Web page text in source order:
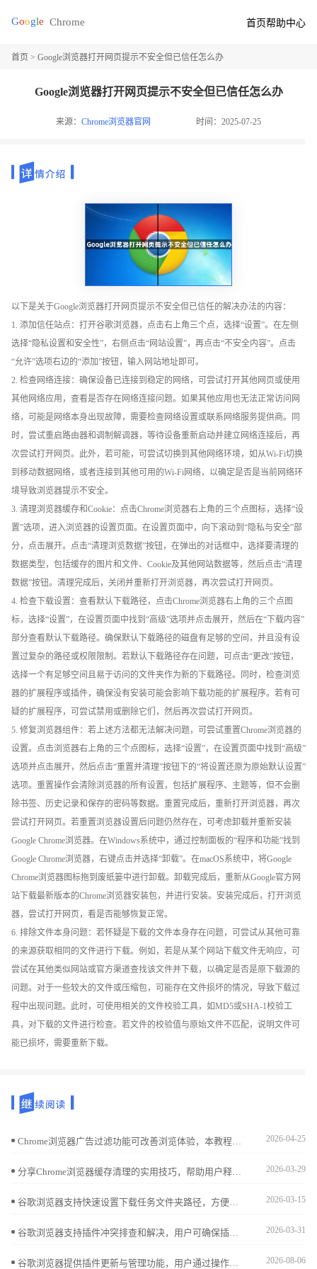
首页帮助中心
首页 > Google浏览器打开网页提示不安全但已信任怎么办
Google浏览器打开网页提示不安全但已信任怎么办
来源：Chrome浏览器官网 时间：2025-07-25
以下是关于Google浏览器打开网页提示不安全但已信任的解决办法的内容：
1. 添加信任站点：打开谷歌浏览器，点击右上角三个点，选择“设置”。在左侧
选择“隐私设置和安全性”，右侧点击“网站设置”，再点击“不安全内容”。点击
“允许”选项右边的“添加”按钮，输入网站地址即可。
2. 检查网络连接：确保设备已连接到稳定的网络，可尝试打开其他网页或使用
其他网络应用，查看是否存在网络连接问题。如果其他应用也无法正常访问网
络，可能是网络本身出现故障，需要检查网络设置或联系网络服务提供商。同
时，尝试重启路由器和调制解调器，等待设备重新启动并建立网络连接后，再
次尝试打开网页。此外，若可能，可尝试切换到其他网络环境，如从Wi-Fi切换
到移动数据网络，或者连接到其他可用的Wi-Fi网络，以确定是否是当前网络环
境导致浏览器提示不安全。
3. 清理浏览器缓存和Cookie：点击Chrome浏览器右上角的三个点图标，选择“设
置”选项，进入浏览器的设置页面。在设置页面中，向下滚动到“隐私与安全”部
分，点击展开。点击“清理浏览数据”按钮，在弹出的对话框中，选择要清理的
数据类型，包括缓存的图片和文件、Cookie及其他网站数据等，然后点击“清理
数据”按钮。清理完成后，关闭并重新打开浏览器，再次尝试打开网页。
4. 检查下载设置：查看默认下载路径，点击Chrome浏览器右上角的三个点图
标，选择“设置”，在设置页面中找到“高级”选项并点击展开，然后在“下载内容”
部分查看默认下载路径。确保默认下载路径的磁盘有足够的空间，并且没有设
置过复杂的路径或权限限制。若默认下载路径存在问题，可点击“更改”按钮，
选择一个有足够空间且易于访问的文件夹作为新的下载路径。同时，检查浏览
器的扩展程序或插件，确保没有安装可能会影响下载功能的扩展程序。若有可
疑的扩展程序，可尝试禁用或删除它们，然后再次尝试打开网页。
5. 修复浏览器组件：若上述方法都无法解决问题，可尝试重置Chrome浏览器的
设置。点击浏览器右上角的三个点图标，选择“设置”，在设置页面中找到“高级”
选项并点击展开，然后点击“重置并清理”按钮下的“将设置还原为原始默认设置”
选项。重置操作会清除浏览器的所有设置，包括扩展程序、主题等，但不会删
除书签、历史记录和保存的密码等数据。重置完成后，重新打开浏览器，再次
尝试打开网页。若重置浏览器设置后问题仍然存在，可考虑卸载并重新安装
Google Chrome浏览器。在Windows系统中，通过控制面板的“程序和功能”找到
Google Chrome浏览器，右键点击并选择“卸载”。在macOS系统中，将Google
Chrome浏览器图标拖到废纸篓中进行卸载。卸载完成后，重新从Google官方网
站下载最新版本的Chrome浏览器安装包，并进行安装。安装完成后，打开浏览
器，尝试打开网页，看是否能够恢复正常。
6. 排除文件本身问题：若怀疑是下载的文件本身存在问题，可尝试从其他可靠
的来源获取相同的文件进行下载。例如，若是从某个网站下载文件无响应，可
尝试在其他类似网站或官方渠道查找该文件并下载，以确定是否是原下载源的
问题。对于一些较大的文件或压缩包，可能存在文件损坏的情况，导致下载过
程中出现问题。此时，可使用相关的文件校验工具，如MD5或SHA-1校验工
具，对下载的文件进行检查。若文件的校验值与原始文件不匹配，说明文件可
能已损坏，需要重新下载。
Chrome浏览器广告过滤功能可改善浏览体验，本教程分享测评与优化方法，帮助用户高效屏蔽干扰广告。 2026-04-25
分享Chrome浏览器缓存清理的实用技巧，帮助用户释放存储空间，提升浏览器运行速度和稳定性，打造流畅的浏览体验。 2026-03-29
谷歌浏览器支持快速设置下载任务文件夹路径，方便用户高效管理下载文件，优化文件存储结构。 2026-03-15
谷歌浏览器支持插件冲突排查和解决，用户可确保插件兼容性，提高浏览器稳定性和操作效率。 2026-03-31
谷歌浏览器提供插件更新与管理功能，用户通过操作经验分享可高效更新与管理插件，同时提升浏览器使用效率，实现顺畅高效的插件操作体验。 2026-08-06